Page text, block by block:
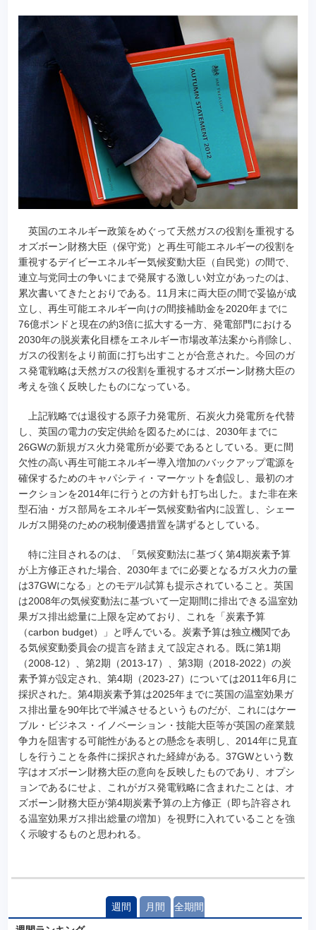
k
英国のエネルギー政策をめぐって天然ガスの役割を重視する
オズボーン財務大臣（保守党）と再生可能エネルギーの役割を
重視するデイビーエネルギー気候変動大臣（自民党）の間で、
連立与党同士の争いにまで発展する激しい対立があったのは、
累次書いてきたとおりである。11月末に両大臣の間で妥協が成
立し、再生可能エネルギー向けの間接補助金を2020年までに
76億ポンドと現在の約3倍に拡大する一方、発電部門における
2030年の脱炭素化目標をエネルギー市場改革法案から削除し、
ガスの役割をより前面に打ち出すことが合意された。今回のガ
ス発電戦略は天然ガスの役割を重視するオズボーン財務大臣の
考えを強く反映したものになっている。
上記戦略では退役する原子力発電所、石炭火力発電所を代替
し、英国の電力の安定供給を図るためには、2030年までに
26GWの新規ガス火力発電所が必要であるとしている。更に間
欠性の高い再生可能エネルギー導入増加のバックアップ電源を
確保するためのキャパシティ・マーケットを創設し、最初のオ
ークションを2014年に行うとの方針も打ち出した。また非在来
型石油・ガス部局をエネルギー気候変動省内に設置し、シェー
ルガス開発のための税制優遇措置を講ずるとしている。
特に注目されるのは、「気候変動法に基づく第4期炭素予算
が上方修正された場合、2030年までに必要となるガス火力の量
は37GWになる」とのモデル試算も提示されていること。英国
は2008年の気候変動法に基づいて一定期間に排出できる温室効
果ガス排出総量に上限を定めており、これを「炭素予算
（carbon budget）」と呼んでいる。炭素予算は独立機関であ
る気候変動委員会の提言を踏まえて設定される。既に第1期
（2008-12）、第2期（2013-17）、第3期（2018-2022）の炭
素予算が設定され、第4期（2023-27）については2011年6月に
採択された。第4期炭素予算は2025年までに英国の温室効果ガ
ス排出量を90年比で半減させるというものだが、これにはケー
ブル・ビジネス・イノベーション・技能大臣等が英国の産業競
争力を阻害する可能性があるとの懸念を表明し、2014年に見直
しを行うことを条件に採択された経緯がある。37GWという数
字はオズボーン財務大臣の意向を反映したものであり、オプシ
ョンであるにせよ、これがガス発電戦略に含まれたことは、オ
ズボーン財務大臣が第4期炭素予算の上方修正（即ち許容され
る温室効果ガス排出総量の増加）を視野に入れていることを強
く示唆するものと思われる。
週間 月間 全期間